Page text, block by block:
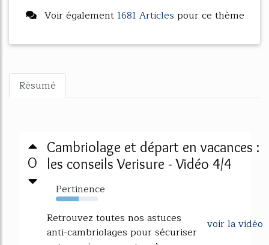
Voir également 1681 Articles pour ce thème
Résumé
0
Cambriolage et départ en vacances :
les conseils Verisure - Vidéo 4/4
Pertinence
54%
voir la vidéo
Retrouvez toutes nos astuces
anti-cambriolages pour sécuriser